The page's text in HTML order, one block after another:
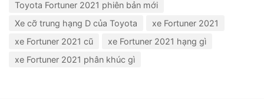
Toyota Fortuner 2021 phiên bản mới
Xe cỡ trung hạng D của Toyota
xe Fortuner 2021
xe Fortuner 2021 cũ
xe Fortuner 2021 hạng gì
xe Fortuner 2021 phân khúc gì